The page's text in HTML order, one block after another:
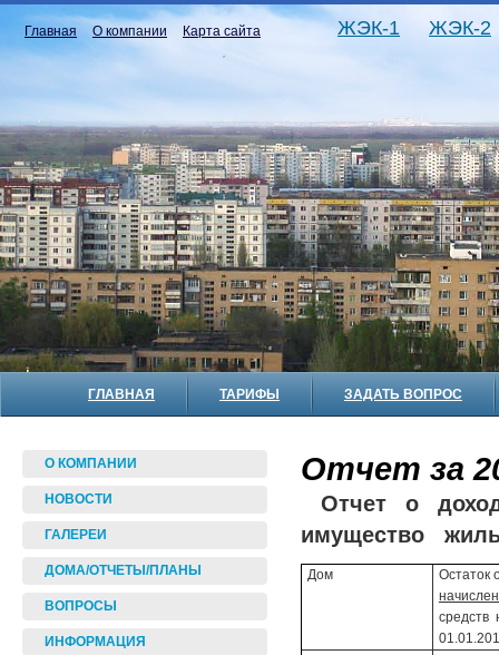
Главная О компании Карта сайта ЖЭК-1 ЖЭК-2
ГЛАВНАЯ ТАРИФЫ ЗАДАТЬ ВОПРОС
О КОМПАНИИ
НОВОСТИ
ГАЛЕРЕИ
ДОМА/ОТЧЕТЫ/ПЛАНЫ
ВОПРОСЫ
ИНФОРМАЦИЯ
Отчет за
Отчет о
имущество
Дом
Остаток
средств